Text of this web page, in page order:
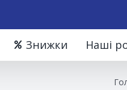
Знижки Наші